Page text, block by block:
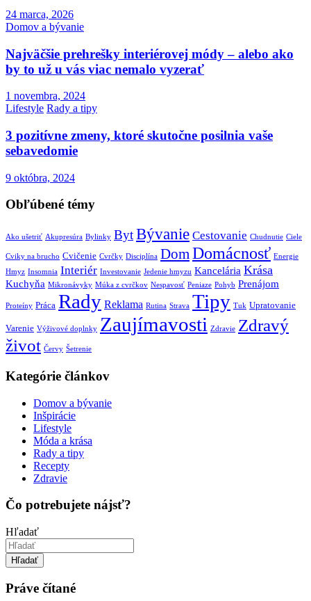
24 marca, 2026
Domov a bývanie
Najväčšie prehrešky interiérovej módy – alebo ako
by to už u vás viac nemalo vyzerať
1 novembra, 2024
Lifestyle Rady a tipy
3 pozitívne zmeny, ktoré skutočne posilnia vaše
sebavedomie
9 októbra, 2024
Obľúbené témy
Ako ušetriť Akupresúra Bylinky BytBývanie Cestovanie Chudnutie Ciele
Cviky na brucho Cvičenie Cvrčky Disciplína Dom Domácnosť Energie
Hmyz Insomnia Interiér Investovanie Jedenie hmyzu Kancelária Krása
Kuchyňa Mikronávyky Múka z cvrčkov Nespavosť Peniaze Pohyb Prenájom
Proteíny Práca Rady Reklama Rutina Strava Tipy Tuk Upratovanie
Varenie Výživové doplnky Zaujímavosti Zdravie Zdravý
život Červy Šetrenie
Kategórie článkov
Domov a bývanie
Inšpirácie
Lifestyle
Móda a krása
Rady a tipy
Recepty
Zdravie
Čo potrebujete nájsť?
Hľadať
Hľadať
Práve čítané